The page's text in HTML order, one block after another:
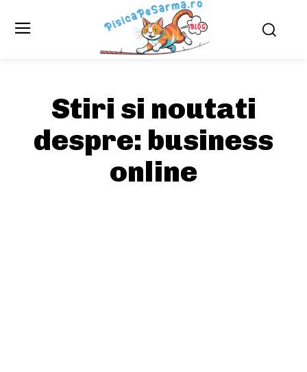
Stiri si noutati
despre: business
online